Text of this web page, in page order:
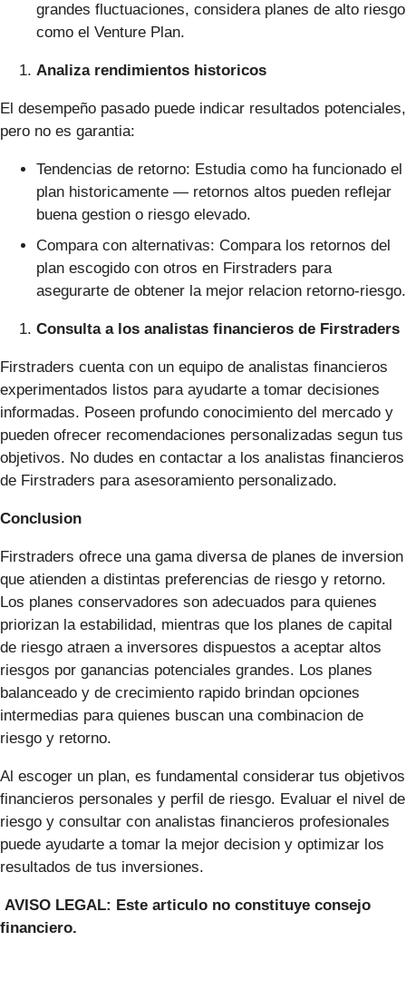
grandes fluctuaciones, considera planes de alto riesgo
como el Venture Plan.
Analiza rendimientos historicos
El desempeño pasado puede indicar resultados potenciales,
pero no es garantia:
Tendencias de retorno: Estudia como ha funcionado el
plan historicamente — retornos altos pueden reflejar
buena gestion o riesgo elevado.
Compara con alternativas: Compara los retornos del
plan escogido con otros en Firstraders para
asegurarte de obtener la mejor relacion retorno-riesgo.
Consulta a los analistas financieros de Firstraders
Firstraders cuenta con un equipo de analistas financieros
experimentados listos para ayudarte a tomar decisiones
informadas. Poseen profundo conocimiento del mercado y
pueden ofrecer recomendaciones personalizadas segun tus
objetivos. No dudes en contactar a los analistas financieros
de Firstraders para asesoramiento personalizado.
Conclusion
Firstraders ofrece una gama diversa de planes de inversion
que atienden a distintas preferencias de riesgo y retorno.
Los planes conservadores son adecuados para quienes
priorizan la estabilidad, mientras que los planes de capital
de riesgo atraen a inversores dispuestos a aceptar altos
riesgos por ganancias potenciales grandes. Los planes
balanceado y de crecimiento rapido brindan opciones
intermedias para quienes buscan una combinacion de
riesgo y retorno.
Al escoger un plan, es fundamental considerar tus objetivos
financieros personales y perfil de riesgo. Evaluar el nivel de
riesgo y consultar con analistas financieros profesionales
puede ayudarte a tomar la mejor decision y optimizar los
resultados de tus inversiones.
AVISO LEGAL: Este articulo no constituye consejo
financiero.